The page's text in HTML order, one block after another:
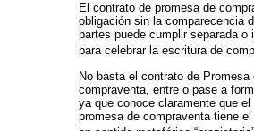
El contrato de promesa de
obligación sin la comparecencia
partes puede cumplir separada
para celebrar la escritura de
No basta el contrato de
compraventa, entre o pase a
ya que conoce claramente que
promesa de compraventa tiene